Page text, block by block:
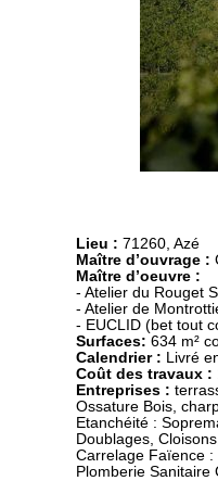
Lieu : 71260, Azé
Maître d’ouvrage :
Maître d’oeuvre :
- Atelier du Rouget
- Atelier de
Surfaces:
Calendrier :
Coût des travaux :
Entreprises :
Ossature Bois,
Etanchéité :
Doublages,
Carrelage Faïence :
Plomberie Sanitaire